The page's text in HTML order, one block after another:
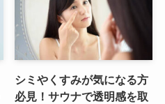
シミやくすみが気になる方
必見！サウナで透明感を取